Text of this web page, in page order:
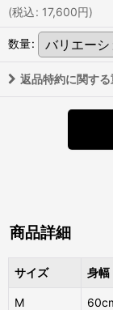
(税込: 17,600円)
数量:
返品特約に関す
商品詳細
サイズ 身幅
M